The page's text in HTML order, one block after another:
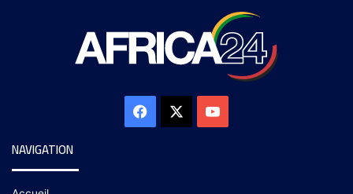
NAVIGATION